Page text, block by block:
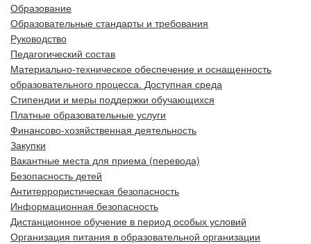
Образование
Образовательные стандарты и требования
Руководство
Педагогический состав
Материально-техническое обеспечение и оснащенность
образовательного процесса. Доступная среда
Стипендии и меры поддержки обучающихся
Платные образовательные услуги
Финансово-хозяйственная деятельность
Закупки
Вакантные места для приема (перевода)
Безопасность детей
Антитеррористическая безопасность
Информационная безопасность
Дистанционное обучение в период особых условий
Организация питания в образовательной организации